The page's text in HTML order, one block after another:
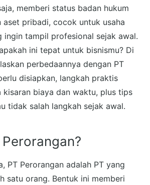
memberi status badan hukum
aset pribadi, cocok untuk usaha
ingin tampil profesional sejak awal.
ini tepat untuk bisnismu? Di
perbedaannya dengan PT
disiapkan, langkah praktis
kisaran biaya dan waktu, plus tips
tidak salah langkah sejak awal.
PT Perorangan adalah PT yang
satu orang. Bentuk ini memberi